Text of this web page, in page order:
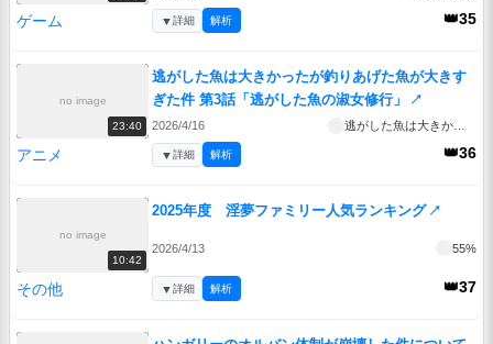
ゲーム 👑35
▼詳細 解析
no image
23:40
逃がした魚は大きかったが釣りあげた魚が大きす
ぎた件 第3話「逃がした魚の淑女修行」
↗
2026/4/16 逃がした魚は大きかったが釣りあげた魚が大きすぎた件
アニメ 👑36
▼詳細 解析
no image
10:42
2025年度 淫夢ファミリー人気ランキング ↗
2026/4/13 55%
その他 👑37
▼詳細 解析